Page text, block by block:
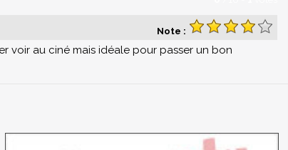
Note :
voir au ciné mais idéale pour passer un bon